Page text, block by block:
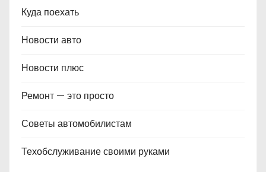
Куда поехать
Новости авто
Новости плюс
Ремонт — это просто
Советы автомобилистам
Техобслуживание своими руками